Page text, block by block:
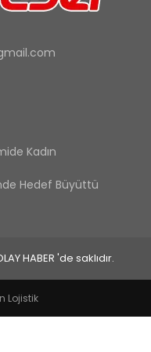
Kadın
Hedef Büyüttü
HABER 'de saklıdır.
Lojistik